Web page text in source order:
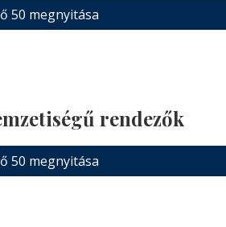
50 megnyitása
rendezők
50 megnyitása